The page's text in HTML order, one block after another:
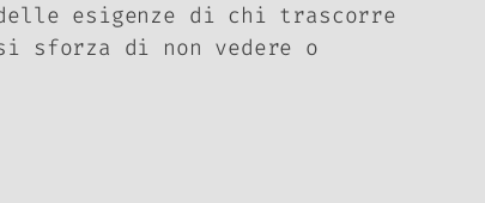
esigenze di chi trascorre
sforza di non vedere o